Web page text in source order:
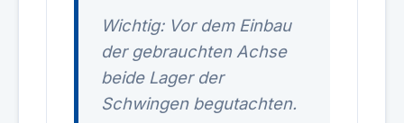
Wichtig: Vor dem Einbau
der gebrauchten Achse
beide Lager der
Schwingen begutachten.